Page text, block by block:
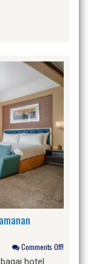
Comments Off!